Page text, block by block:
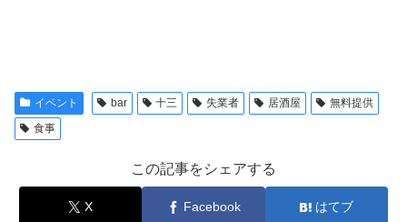
イベント bar 十三 失業者 居酒屋
無料提供
食事
この記事をシェアする
X Facebook はてブ